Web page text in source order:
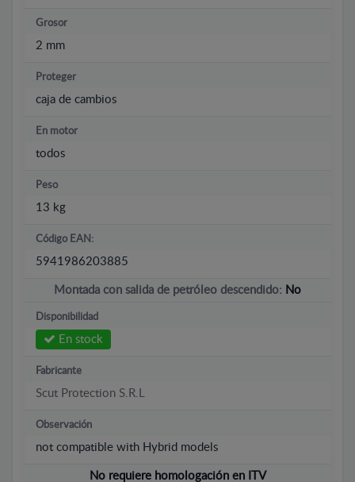
Grosor
2 mm
Proteger
caja de cambios
En motor
todos
Peso
13 kg
Código EAN:
5941986203885
Montada con salida de petróleo descendido: No
Disponibilidad
En stock
Fabricante
Scut Protection S.R.L
Observación
not compatible with Hybrid models
No requiere homologación en ITV